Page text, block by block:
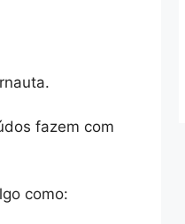
fazem com
como: